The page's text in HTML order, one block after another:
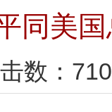
同美
数： 710